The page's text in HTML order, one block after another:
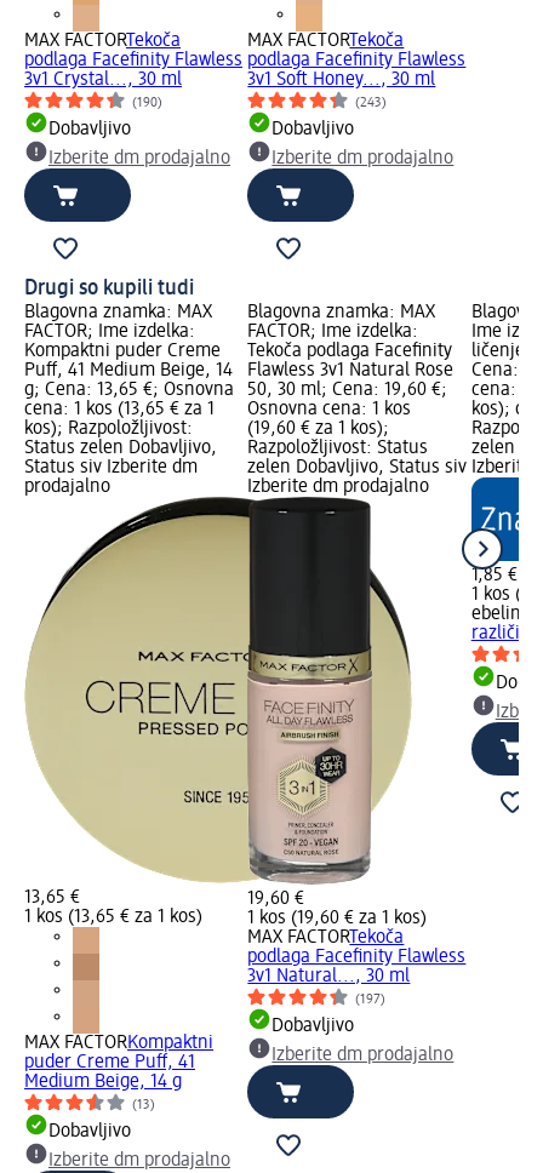
MAX FACTORTekoča
podlaga Facefinity Flawless
3v1 Crystal..., 30 ml
(190)
Dobavljivo
Izberite dm prodajalno
MAX FACTORTekoča
podlaga Facefinity Flawless
3v1 Soft Honey..., 30 ml
(243)
Dobavljivo
Izberite dm prodajalno
Drugi so kupili tudi
Blagovna znamka: MAX
FACTOR; Ime izdelka:
Kompaktni puder Creme
Puff, 41 Medium Beige, 14
g; Cena: 13,65 €; Osnovna
cena: 1 kos (13,65 € za 1
kos); Razpoložljivost:
Status zelen Dobavljivo,
Status siv Izberite dm
prodajalno
13,65 €
1 kos (13,65 € za 1 kos)
MAX FACTORKompaktni
puder Creme Puff, 41
Medium Beige, 14 g
(13)
Dobavljivo
Izberite dm prodajalno
Blagovna znamka: MAX
FACTOR; Ime izdelka:
Tekoča podlaga Facefinity
Flawless 3v1 Natural Rose
50, 30 ml; Cena: 19,60 €;
Osnovna cena: 1 kos
(19,60 € za 1 kos);
Razpoložljivost: Status
zelen Dobavljivo, Status siv
Izberite dm prodajalno
19,60 €
1 kos (19,60 € za 1 kos)
MAX FACTORTekoča
podlaga Facefinity Flawless
3v1 Natural..., 30 ml
(197)
Dobavljivo
Izberite dm prodajalno
Ime
ličenje,
Cena:
cena: 1
kos);
zelen
Izberite
1,85 €
1 kos
ebelin
različic,